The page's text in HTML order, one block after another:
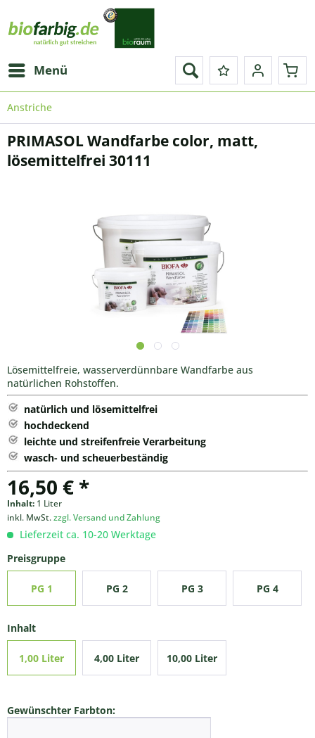
Menü
Anstriche
PRIMASOL Wandfarbe color, matt,
lösemittelfrei 30111
Lösemittelfreie, wasserverdünnbare Wandfarbe aus
natürlichen Rohstoffen.
natürlich und lösemittelfrei
hochdeckend
leichte und streifenfreie Verarbeitung
wasch- und scheuerbeständig
16,50 € *
Inhalt: 1 Liter
inkl. MwSt.zzgl. Versand und Zahlung
Lieferzeit ca. 10-20 Werktage
Preisgruppe
PG 1 PG 2 PG 3 PG 4
Inhalt
1,00 Liter 4,00 Liter 10,00 Liter
Gewünschter Farbton: